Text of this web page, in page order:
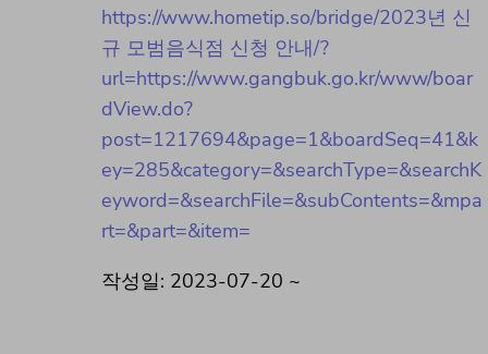
https://www.hometip.so/bridge/2023년 신
규 모범음식점 신청 안내/?
url=https://www.gangbuk.go.kr/www/boar
dView.do?
post=1217694&page=1&boardSeq=41&k
ey=285&category=&searchType=&searchK
eyword=&searchFile=&subContents=&mpa
rt=&part=&item=
작성일: 2023-07-20 ~